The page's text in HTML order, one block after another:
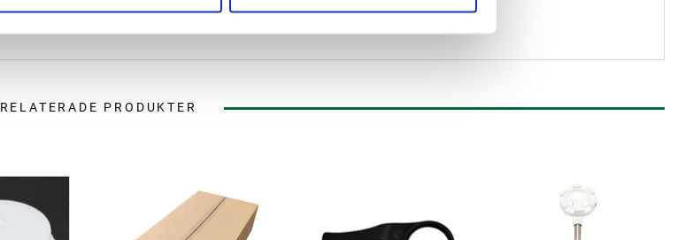
RELATERADE PRODUKTER